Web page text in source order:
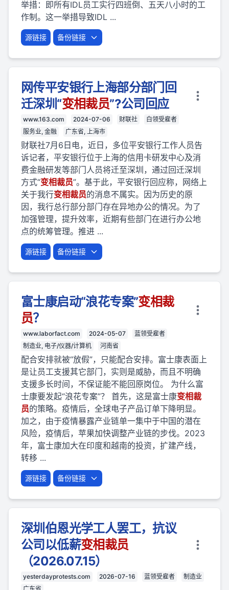
举措：即所有IDL员工实行四班倒、五天八小时的工
作制。这一举措导致IDL ...
源链接 备份链接
网传平安银行上海部分部门回
迁深圳“变相裁员”?公司回应
www.163.com 2024-07-06 财联社
白领受雇者
服务业, 金融
广东省, 上海市
财联社7月6日电，近日，多位平安银行工作人员告
诉记者，平安银行位于上海的信用卡研发中心及消
费金融研发等部门人员将迁至深圳，通过回迁深圳
方式“变相裁员”。基于此，平安银行回应称，网络上
关于我行变相裁员的消息不属实。因为历史的原
因，我行总行部分部门存在异地办公的情况。为了
加强管理，提升效率，近期有些部门在进行办公地
点的统筹管理。推进 ...
源链接 备份链接
富士康启动“浪花专案”变相裁
员？
www.laborfact.com 2024-05-07
蓝领受雇者
制造业, 电子/仪器/计算机
河南省
配合安排就被“放假”，只能配合安排。富士康表面上
是让员工支援其它部门，实则是威胁，而且不明确
支援多长时间，不保证能不能回原岗位。 为什么富
士康要发起“浪花专案”？ 首先，这是富士康变相裁
员的策略。疫情后，全球电子产品订单下降明显。
加之，由于疫情暴露产业链单一集中于中国的潜在
风险，疫情后，苹果加快调整产业链的步伐。2023
年，富士康加大在印度和越南的投资，扩建产线，
转移 ...
源链接 备份链接
深圳伯恩光学工人罢工，抗议
公司以低薪变相裁员
（2026.07.15）
yesterdayprotests.com 2026-07-16 蓝领受雇者
制造业